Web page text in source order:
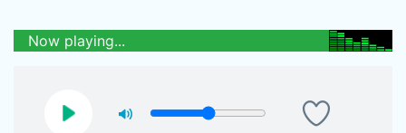
Now playing...